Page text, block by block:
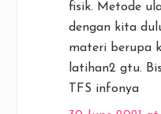
fisik. Metode
dengan kita
materi berupa
latihan2 gtu.
TFS infonya